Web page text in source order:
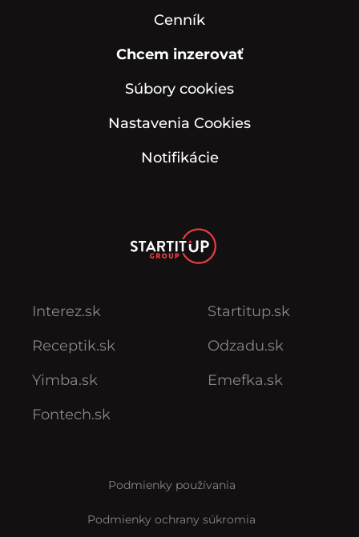
Cenník
Chcem inzerovať
Súbory cookies
Nastavenia Cookies
Notifikácie
Interez.sk
Receptik.sk
Yimba.sk
Fontech.sk
Startitup.sk
Odzadu.sk
Emefka.sk
Podmienky používania
Podmienky ochrany súkromia